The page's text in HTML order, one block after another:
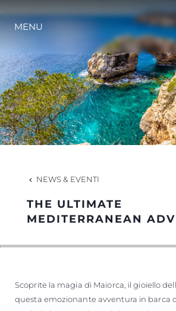
LIFESTYLE
L'AZIENDA
HERITAGE
MENU
NEWS & EVENTI
THE ULTIMATE
MEDITERRANEAN
Scoprite la magia di Maiorca, il gioiello
questa emozionante avventura in barca